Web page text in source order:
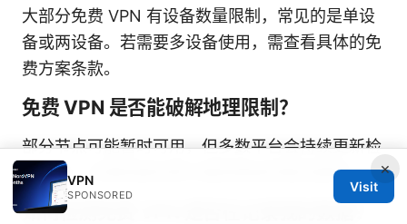
大部分免费 VPN 有设备数量限制，常见的是单设
备或两设备。若需要多设备使用，需查看具体的免
费方案条款。
免费 VPN 是否能破解地理限制？
部分节点可能暂时可用，但多数平台会持续更新检
测机制，长期依赖免费方案很难保持稳定解锁。
如何检测免费 VPN 是否在记录我的数据？
×
VPN
SPONSORED
Visit